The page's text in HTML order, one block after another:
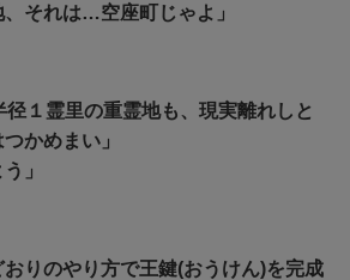
、それは…空座町じゃよ」
径１霊里の重霊地も、現実離れしと
かめまい」
」
おりのやり方で王鍵(おうけん)を完成